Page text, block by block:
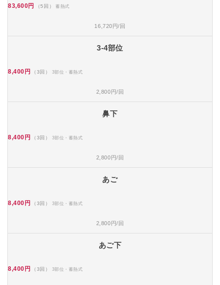
83,600円 （5回） 蓄熱式
16,720円/回
3-4部位
8,400円 （3回） 3部位・蓄熱式
2,800円/回
鼻下
8,400円 （3回） 3部位・蓄熱式
2,800円/回
あご
8,400円 （3回） 3部位・蓄熱式
2,800円/回
あご下
8,400円 （3回） 3部位・蓄熱式